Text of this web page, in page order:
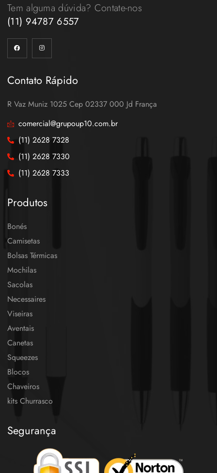
Tem alguma dúvida? Contate-nos
(11) 94787 6557
Contato Rápido
R Vaz Muniz 1025 Cep 02337 000 Jd França
comercial@grupoup10.com.br
(11) 2628 7328
(11) 2628 7330
(11) 2628 7333
Produtos
Bonés
Camisetas
Bolsas Térmicas
Mochilas
Sacolas
Necessaires
Viseiras
Aventais
Canetas
Squeezes
Blocos
Chaveiros
kits Churrasco
Segurança